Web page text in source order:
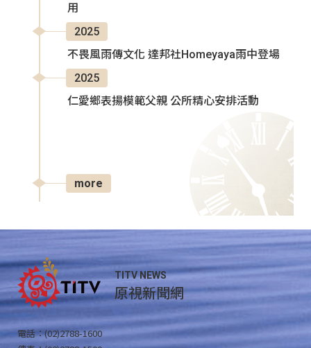
用
2025
不畏風雨傳文化 達邦社Homeyaya雨中登場
2025
仁愛鄉表揚模範父親 公所精心安排活動
more
TITV NEWS
原視新聞網
電話：(02)2788-1600